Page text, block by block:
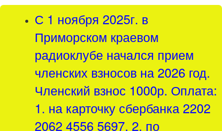
С 1 ноября 2025г. в
Приморском краевом
радиоклубе начался прием
членских взносов на 2026 год.
Членский взнос 1000р. Оплата:
1. на карточку сбербанка 2202
2062 4556 5697, 2. по